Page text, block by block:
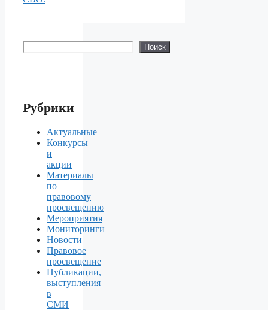
Поиск Поиск
Рубрики
Актуальные
Конкурсы
и
акции
Материалы
по
правовому
просвещению
Мероприятия
Мониторинги
Новости
Правовое
просвещение
Публикации,
выступления
в
СМИ